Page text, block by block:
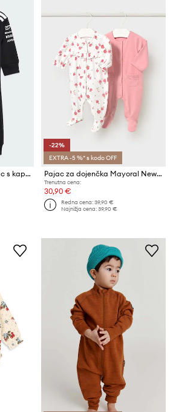
adidas Performance Pajac s kapuco za dojenčke z bombažem MERCEDES
-22%
EXTRA -5 %* s kodo OFF
Pajac za dojenčka Mayoral Newborn 2-pack
Trenutna cena:
30,90 €
Redna cena:39,90 €
Najnižja cena:39,90 €